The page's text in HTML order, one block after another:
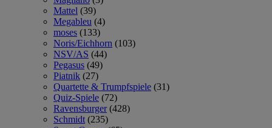
Mattel (39)
Megableu (4)
moses (133)
Noris/Eichhorn (103)
NSV/AS (44)
Pegasus (49)
Piatnik (27)
Quartette & Trumpfspiele (31)
Quiz-Spiele (72)
Ravensburger (428)
Schmidt (235)